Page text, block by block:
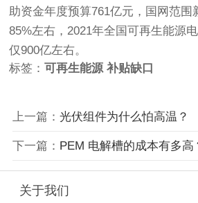
助资金年度预算761亿元，国网范围
85%左右，2021年全国可再生能源
仅900亿左右。
标签： 可再生能源 补贴缺口
上一篇： 光伏组件为什么怕高温？
下一篇： PEM 电解槽的成本有多高
关于我们